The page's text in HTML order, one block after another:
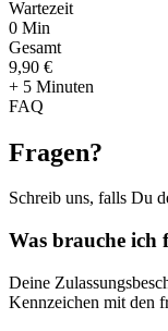
Wartezeit
0 Min
Gesamt
9,90 €
+ 5 Minuten
FAQ
Fragen?
Schreib uns, falls Du
Was brauche ich
Deine
Kennzeichen mit den